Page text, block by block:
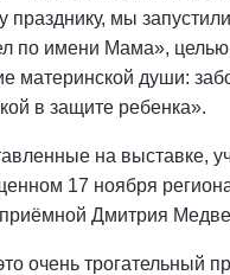
празднику, мы
по имени Мама», целью
материнской души:
в защите ребенка».
на выставке,
17 ноября
Дмитрия
очень трогательный